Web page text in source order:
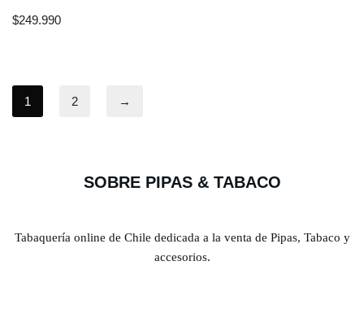
$249.990
1 2 →
SOBRE PIPAS & TABACO
Tabaquería online de Chile dedicada a la venta de Pipas, Tabaco y
accesorios.